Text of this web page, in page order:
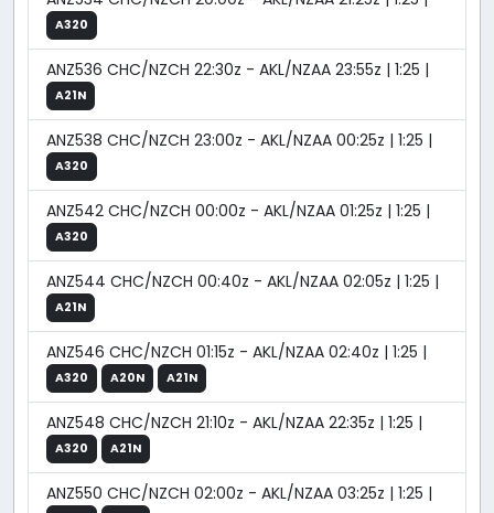
A320
ANZ536 CHC/NZCH 22:30z - AKL/NZAA 23:55z | 1:25 |
A21N
ANZ538 CHC/NZCH 23:00z - AKL/NZAA 00:25z | 1:25 |
A320
ANZ542 CHC/NZCH 00:00z - AKL/NZAA 01:25z | 1:25 |
A320
ANZ544 CHC/NZCH 00:40z - AKL/NZAA 02:05z | 1:25 |
A21N
ANZ546 CHC/NZCH 01:15z - AKL/NZAA 02:40z | 1:25 |
A320 A20N A21N
ANZ548 CHC/NZCH 21:10z - AKL/NZAA 22:35z | 1:25 |
A320 A21N
ANZ550 CHC/NZCH 02:00z - AKL/NZAA 03:25z | 1:25 |